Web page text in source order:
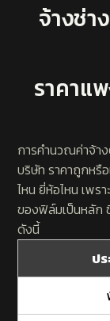
จ้างช่
ราคาแ
การคำนวณค่าจ้า
บริษัท ราคาถูกหรื
ไหน ยี่ห้อไหน เพร
ของฟิล์มเป็นหลัก
ดังนี้
ป